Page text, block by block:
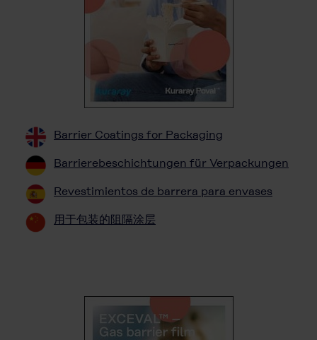
Barrier Coatings for Packaging
Barrierebeschichtungen für Verpackungen
Revestimientos de barrera para envases
用于包装的阻隔涂层